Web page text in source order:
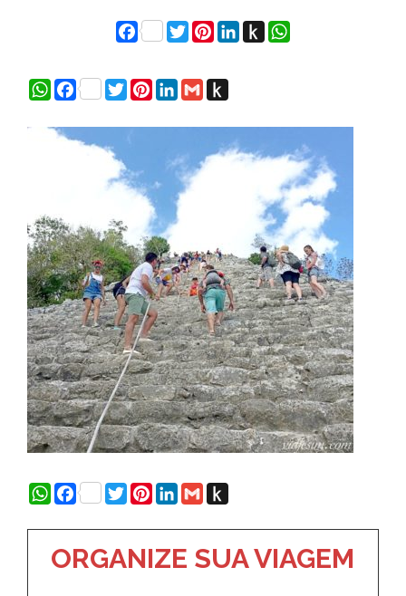
Facebook
Twitter
Pinterest
LinkedIn
Push
to
WhatsApp
WhatsApp
Facebook
Twitter
Pinterest
LinkedIn
GmailPush
Kindle
WhatsApp
Facebook
Twitter
Pinterest
LinkedIn
GmailPush
to
Kindle
ORGANIZE SUA VIAGEM